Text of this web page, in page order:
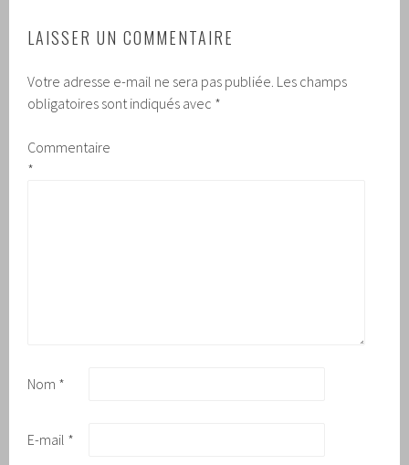
LAISSER UN COMMENTAIRE
Votre adresse e-mail ne sera pas publiée. Les champs
obligatoires sont indiqués avec *
Commentaire
*
Nom *
E-mail *